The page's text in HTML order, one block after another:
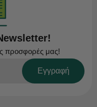
προσφορές μας!
Εγγραφή